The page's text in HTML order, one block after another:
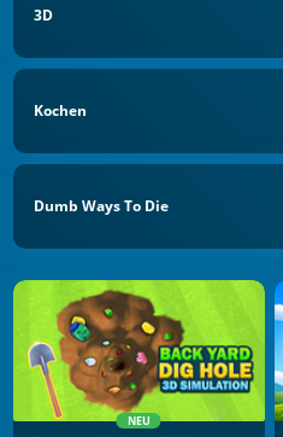
3D
Kochen
Dumb Ways To Die
NEU